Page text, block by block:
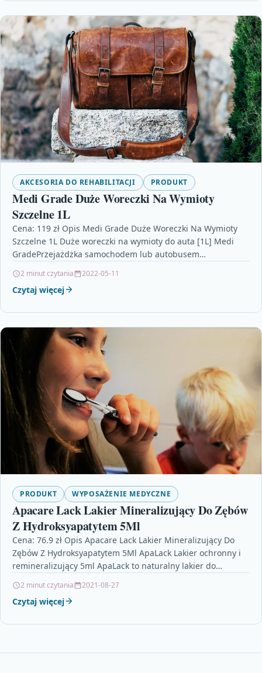
AKCESORIA DO REHABILITACJI PRODUKT
Medi Grade Duże Woreczki Na Wymioty
Szczelne 1L
Cena: 119 zł Opis Medi Grade Duże Woreczki Na Wymioty
Szczelne 1L Duże woreczki na wymioty do auta [1L] Medi
GradePrzejażdżka samochodem lub autobusem…
2 minut czytania 2022-05-11
Czytaj więcej
PRODUKT WYPOSAŻENIE MEDYCZNE
Apacare Lack Lakier Mineralizujący Do Zębów
Z Hydroksyapatytem 5Ml
Cena: 76.9 zł Opis Apacare Lack Lakier Mineralizujący Do
Zębów Z Hydroksyapatytem 5Ml ApaLack Lakier ochronny i
remineralizujący 5ml ApaLack to naturalny lakier do…
2 minut czytania 2021-08-27
Czytaj więcej